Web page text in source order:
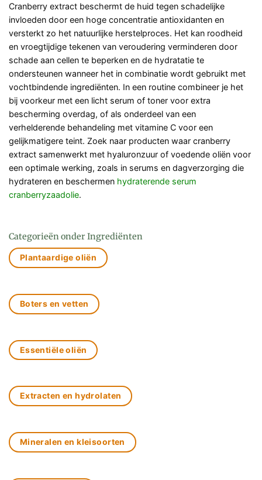
Cranberry extract beschermt de huid tegen schadelijke
invloeden door een hoge concentratie antioxidanten en
versterkt zo het natuurlijke herstelproces. Het kan roodheid
en vroegtijdige tekenen van veroudering verminderen door
schade aan cellen te beperken en de hydratatie te
ondersteunen wanneer het in combinatie wordt gebruikt met
vochtbindende ingrediënten. In een routine combineer je het
bij voorkeur met een licht serum of toner voor extra
bescherming overdag, of als onderdeel van een
verhelderende behandeling met vitamine C voor een
gelijkmatigere teint. Zoek naar producten waar cranberry
extract samenwerkt met hyaluronzuur of voedende oliën voor
een optimale werking, zoals in serums en dagverzorging die
hydrateren en beschermen hydraterende serum
cranberryzaadolie.
Categorieën onder Ingrediënten
Plantaardige oliën
Boters en vetten
Essentiële oliën
Extracten en hydrolaten
Mineralen en kleisoorten